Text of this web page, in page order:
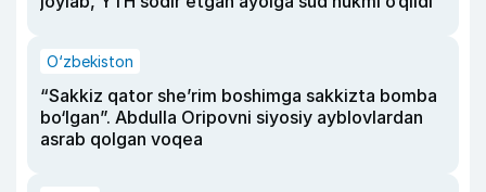
O‘zbekiston
“Sakkiz qator she’rim boshimga sakkizta bomba
bo‘lgan”. Abdulla Oripovni siyosiy ayblovlardan
asrab qolgan voqea